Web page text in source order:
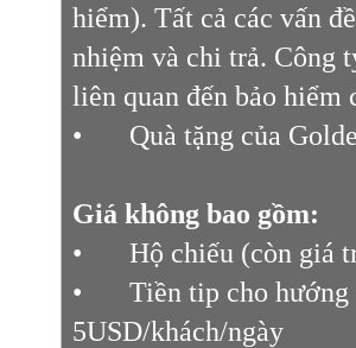
hiểm). Tất cả các vấn
nhiệm và chi trả. Công
liên quan đến bảo hiểm
•
Quà tặng của
Giá không bao gồm:
•
Hộ chiếu (còn giá
•
Tiền tip cho
5USD/khách/ngày